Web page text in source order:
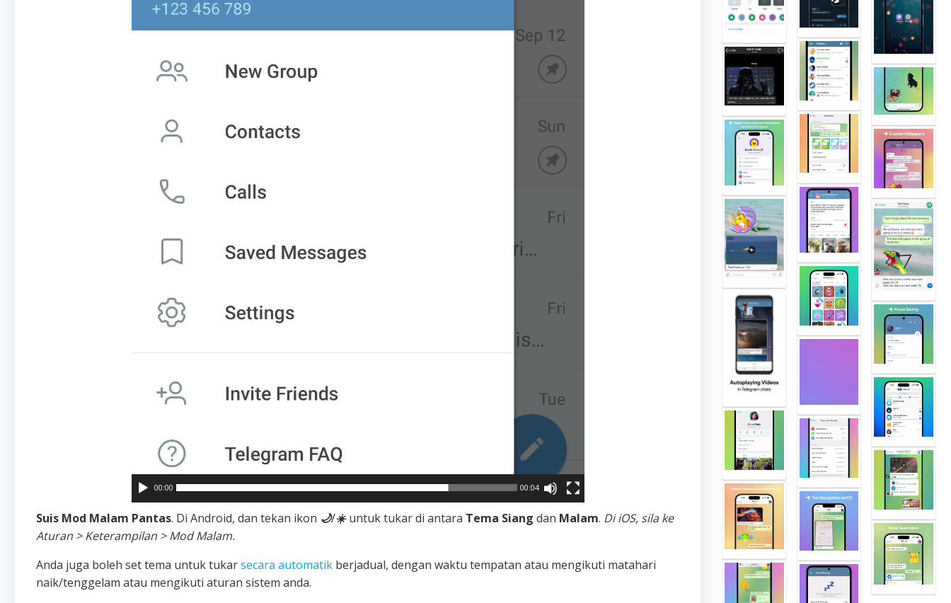
00:00 00:04
Suis Mod Malam Pantas. Di Android, dan tekan ikon 🌙/☀️untuk tukar di antara Tema Siang dan Malam. Di iOS, sila ke
Aturan > Keterampilan > Mod Malam.
Anda juga boleh set tema untuk tukarsecara automatik berjadual, dengan waktu tempatan atau mengikuti matahari
naik/tenggelam atau mengikuti aturan sistem anda.